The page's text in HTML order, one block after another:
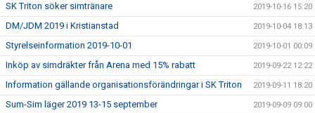
SK Triton söker simtränare 2019-10-16 15:20
DM/JDM 2019 i Kristianstad 2019-10-04 18:13
Styrelseinformation 2019-10-01 2019-10-01 00:09
Inköp av simdräkter från Arena med 15% rabatt 2019-09-22 12:22
Information gällande organisationsförändringar i SK Triton 2019-09-11 18:20
Sum-Sim läger 2019 13-15 september 2019-09-09 09:00